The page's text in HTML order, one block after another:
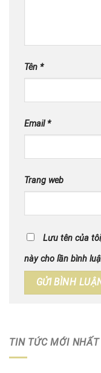
Tên *
Email*
Trang web
Lưu tên của
này cho lần bình
TIN TỨC MỚI NHẤT